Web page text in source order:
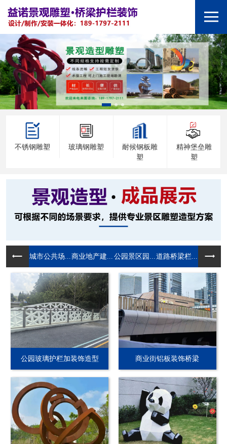
不锈钢雕塑 玻璃钢雕塑
耐候钢板雕
塑
精神堡垒雕
塑
城市公共场... 商业地产建... 公园景区园... 道路桥梁栏...
公园玻璃护栏加装饰造型 商业街铝板装饰桥梁